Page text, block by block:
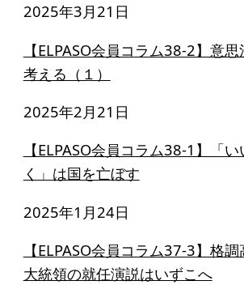
2025年3月21日
【ELPASO会員コラム38-2】意
考える（１）
2025年2月21日
【ELPASO会員コラム38-1】「
く」は国を亡ぼす
2025年1月24日
【ELPASO会員コラム37-3】格
大統領の就任演説はいずこへ